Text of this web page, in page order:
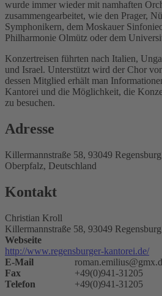
wurde immer wieder mit namhaften
zusammengearbeitet, wie den Prager,
Symphonikern, dem Moskauer
Philharmonie Olmütz oder dem
Konzertreisen führten nach Italien,
und Israel. Unterstützt wird der Chor
dessen Mitglied erhält man
Kantorei und die Möglichkeit, die
zu besuchen.
Adresse
Killermannstraße 58, 93049 Regensburg
Oberpfalz, Deutschland
Kontakt
Christian Kroll
Killermannstraße 58, 93049 Regensburg
Webseite
http://www.regensburger-kantorei.de/
E-Mail
Fax
+49(0)941-31205
Telefon
+49(0)941-31205